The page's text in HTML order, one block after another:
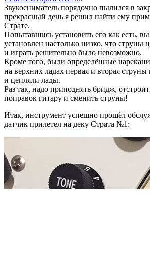
Звукосниматель порядочно пылился в
прекрасный день я решил найти ему
Страте.
Попытавшись установить его как есть,
установлен настолько низко, что струны
и играть решительно было невозможно.
Кроме того, были определённые
на верхних ладах первая и вторая струны
и цепляли лады.
Раз так, надо приподнять бридж,
поправок гитару и сменить струны!
Итак, инструмент успешно прошёл
датчик прилетел на деку Страта №1: